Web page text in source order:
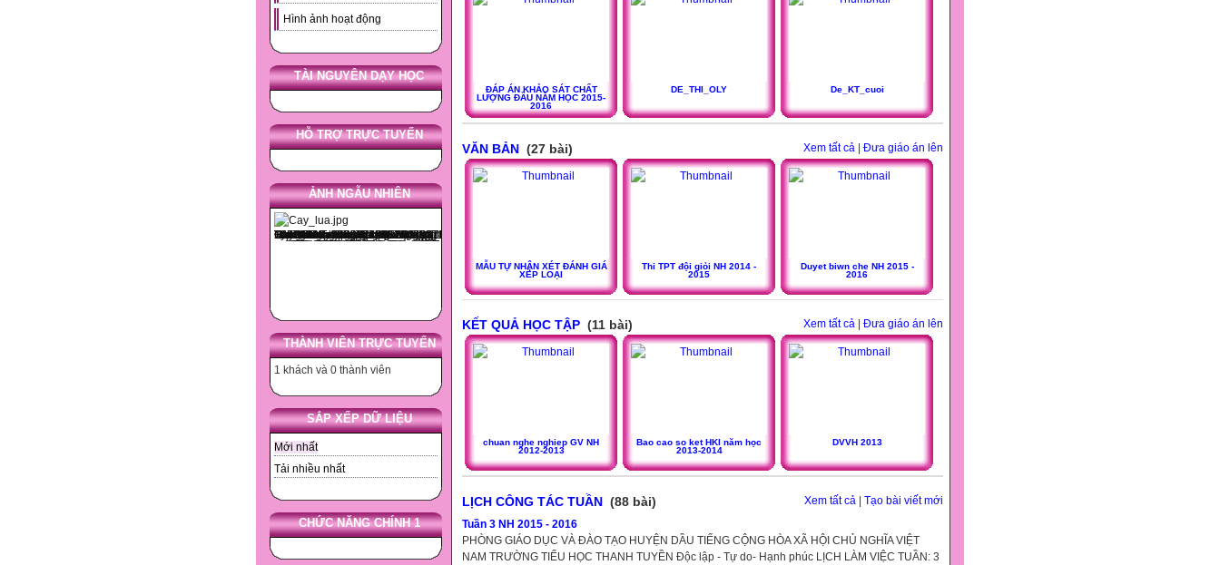
Hình ảnh hoạt động
TÀI NGUYÊN DẠY HỌC
HỖ TRỢ TRỰC TUYẾN
ẢNH NGẪU NHIÊN
THÀNH VIÊN TRỰC TUYẾN
1 khách và 0 thành viên
SẮP XẾP DỮ LIỆU
Mới nhất
Tải nhiều nhất
CHỨC NĂNG CHÍNH 1
ĐÁP ÁN KHẢO SÁT CHẤT
LƯỢNG ĐẦU NĂM HỌC 2015-
2016
DE_THI_OLY De_KT_cuoi
Xem tất cả | Đưa giáo án lên
VĂN BẢN (27 bài)
MẪU TỰ NHẬN XÉT ĐÁNH GIÁ
XẾP LOẠI
Thi TPT đội giỏi NH 2014 -
2015
Duyet biwn che NH 2015 -
2016
Xem tất cả Đưa giáo án lên
KẾT QUẢ HỌC TẬP (11 bài)
chuan nghe nghiep GV NH
2012-2013
Bao cao so ket HKI năm học
2013-2014
DVVH 2013
Xem tất cả Tạo bài viết mới
LỊCH CÔNG TÁC TUẦN (88 bài)
Tuần 3 NH 2015 - 2016
PHÒNG GIÁO DỤC VÀ ĐÀO TẠO HUYỆN DẦU TIẾNG CỘNG HÒA XÃ HỘI CHỦ NGHĨA VIỆT
NAM TRƯỜNG TIỂU HỌC THANH TUYỀN Độc lập - Tự do- Hạnh phúc LỊCH LÀM VIỆC TUẦN: 3